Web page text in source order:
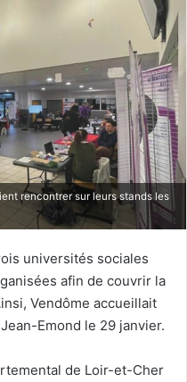
rencontrer sur leurs stands les
universités sociales
afin de couvrir la
Vendôme accueillait
Emond le 29 janvier.
de Loir-et-Cher